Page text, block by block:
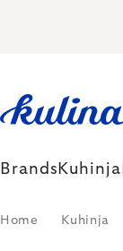
Brands Kuhinja
Home Kuhinja